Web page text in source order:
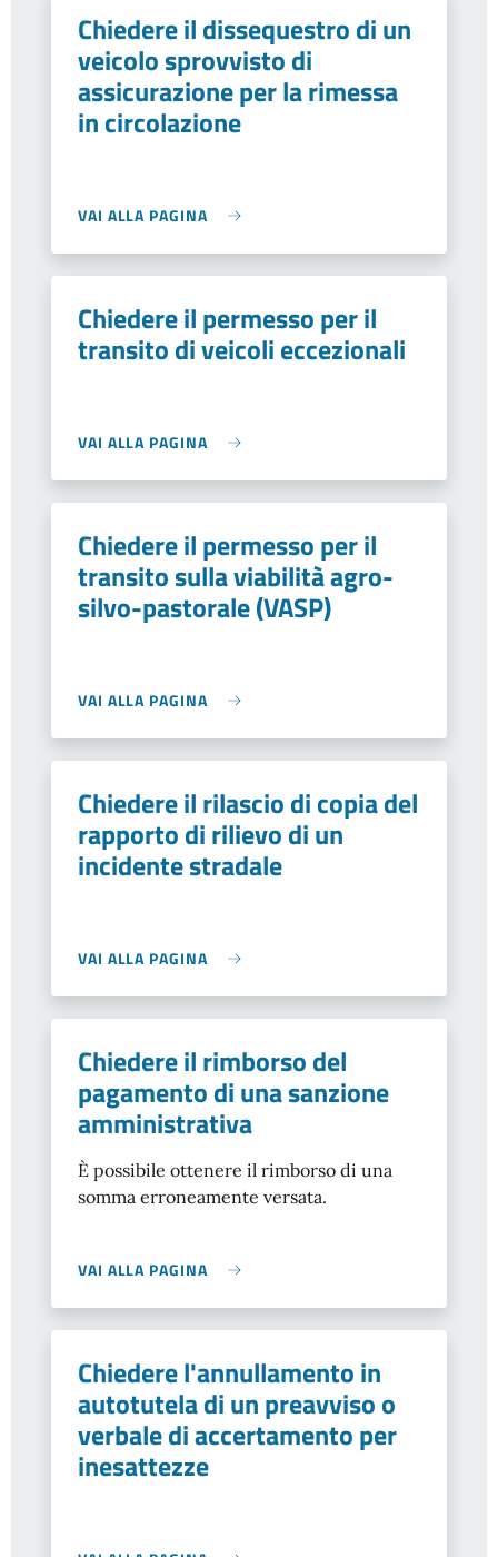
Chiedere il dissequestro di un
veicolo sprovvisto di
assicurazione per la rimessa
in circolazione
VAI ALLA PAGINA
Chiedere il permesso per il
transito di veicoli eccezionali
VAI ALLA PAGINA
Chiedere il permesso per il
transito sulla viabilità agro-
silvo-pastorale (VASP)
VAI ALLA PAGINA
Chiedere il rilascio di copia del
rapporto di rilievo di un
incidente stradale
VAI ALLA PAGINA
Chiedere il rimborso del
pagamento di una sanzione
amministrativa
È possibile ottenere il rimborso di una
somma erroneamente versata.
VAI ALLA PAGINA
Chiedere l'annullamento in
autotutela di un preavviso o
verbale di accertamento per
inesattezze